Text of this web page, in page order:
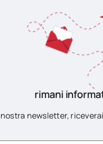
rimani
newsletter,